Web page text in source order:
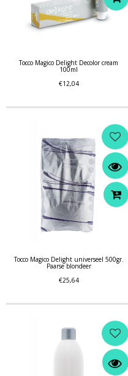
Tocco Magico Delight Decolor cream
100ml
€12,04
Tocco Magico Delight universeel 500gr.
Paarse blondeer
€25,64